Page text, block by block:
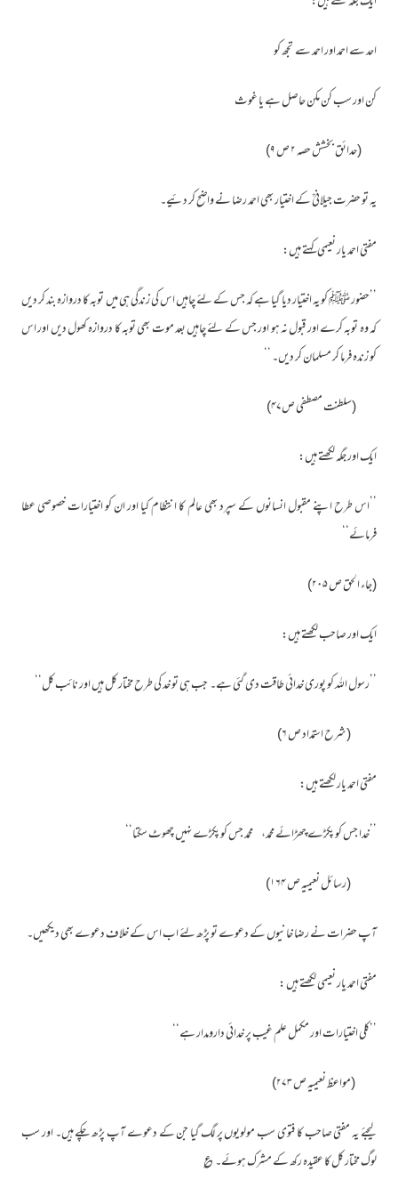
احد سے احمد اور احمد سے تجھ کو
کن اور سب کن مکن حاصل ہے یا غوث
(حدائق بخشش حصہ ۲ ص ۹)
یہ تو حضرت جیلانیؒ کے اختیار بھی احمد رضا نے واضح کر دئیے۔
مفتی احمد یار نعیمی کہتے ہیں:
’’حضور ﷺ کو یہ اختیار دیا گیا ہے کہ جس کے لئے چاہیں اس کی زندگی ہی میں توبہ کا دروازہ بند کر دیں
کہ وہ توبہ کرے اور قبول نہ ہو اور جس کے لئے چاہیں بعد موت بھی توبہ کا دروازہ کھول دیں اور اس
کو زندہ فرما کر مسلمان کر دیں۔ ‘‘
(سلطنت مصطفی ص۴۷)
ایک اور جگہ لکھتے ہیں:
’’اس طرح اپنے مقبول انسانوں کے سپرد بھی عالم کا انتظام کیا اور ان کو اختیارات خصوصی عطا
فرمائے‘‘
(جاء الحق ص ۲۰۵)
ایک اور صاحب لکھتے ہیں:
’’رسول اللہ کو پوری خدائی طاقت دی گئی ہے۔ جب ہی تو خد کی طرح مختار کل ہیں اور نائب کل‘‘
(شرح استمداد ص ۶)
مفتی احمد یار لکھتے ہیں:
’’خدا جس کو پکڑے چھڑائے محمد، محمد جس کو پکڑے نہیں چھوٹ سکتا‘‘
(رسائل نعیمیہ ص ۱۶۴)
آپ حضرات نے رضا خانیوں کے دعوے تو پڑھ لئے اب اس کے خلاف دعوے بھی دیکھیں۔
مفتی احمد یار نعیمی لکھتے ہیں :
’’کلی اختیارات اور مکمل علم غیب پر خدائی دارومدار ہے‘‘
(مواعظ نعیمیہ ص ۲۷۳)
لیجئے یہ مفتی صاحب کا فتوی سب مولویوں پر لگ گیا جن کے دعوے آپ پڑھ چکے ہیں۔ اور سب
لوگ مختار کل کا عقیدہ رکھ کے مشرک ہوئے۔؏